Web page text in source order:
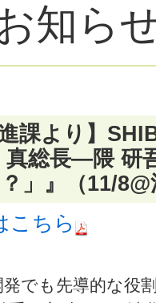
知ら
進課より】
総長―隈 研
」』（11/8@
こちら
発でも先導的な役